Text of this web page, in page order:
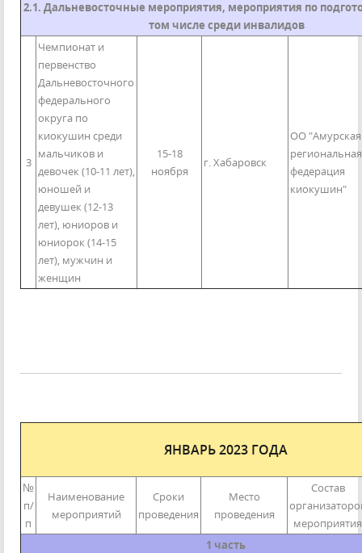
2.1. Дальневосточные мероприятия, мероприятия по
том числе среди инвалидов
3
Чемпионат и
первенство
Дальневосточного
федерального
округа по
киокушин среди
мальчиков и
девочек (10-11 лет),
юношей и
девушек (12-13
лет), юниоров и
юниорок (14-15
лет), мужчин и
женщин
15-18
ноября
г. Хабаровск
ОО "Амурская
региональная
федерация
киокушин"
ЯНВАРЬ 2023 ГОДА
№
п/
п
Наименование
мероприятий
Сроки
проведения
Место
проведения
Состав
мероприятия
1 часть